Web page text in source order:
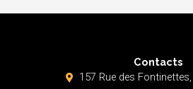
Contacts
157 Rue des